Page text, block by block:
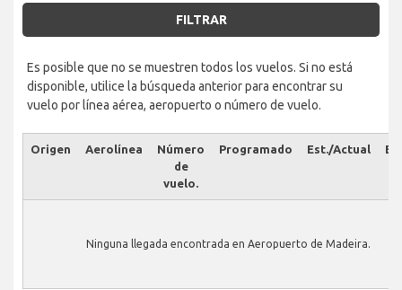
FILTRAR
Es posible que no se muestren todos los vuelos. Si no está
disponible, utilice la búsqueda anterior para encontrar su
vuelo por línea aérea, aeropuerto o número de vuelo.
Origen Aerolínea
Número
de
vuelo.
Programado Est./Actual
Ninguna llegada encontrada en Aeropuerto de Madeira.